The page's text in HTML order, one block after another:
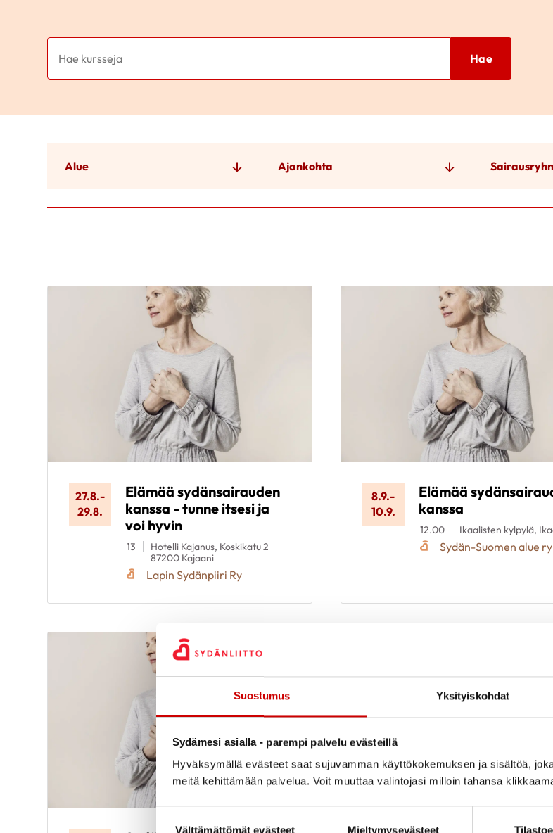
Suostumus Yksityiskohdat
Sydämesi asialla - parempi palvelu evästeillä
Hyväksymällä evästeet saat sujuvamman käyttökokemuksen ja sisältöä,
meitä kehittämään palvelua. Voit muuttaa valintojasi milloin tahansa
Välttämättömät evästeet
Mieltymysevästeet
Hae
Alue Ajankohta
27.8.-
29.8.
Elämää sydänsairauden
kanssa - tunne itsesi ja
voi hyvin
13
Hotelli Kajanus, Koskikatu 2
87200 Kajaani
Lapin Sydänpiiri Ry
8.9.-
10.9.
Elämää
kanssa
12.00 Ikaalisten kylpylä,
Sydän-Suomen alue ry